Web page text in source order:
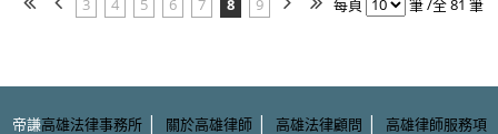
3 4 5 6 7 8 9 每頁 筆 /全 81 筆
帝謙高雄法律事務所| 關於高雄律師| 高雄法律顧問 | 高雄律師服務項